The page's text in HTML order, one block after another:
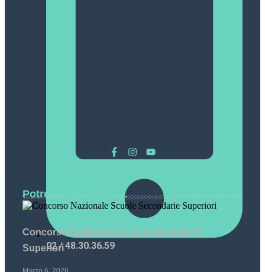
02 / 48.30.36.59
Potresti aver perso...
Concorso Nazionale Scuole Secondarie
Superiori